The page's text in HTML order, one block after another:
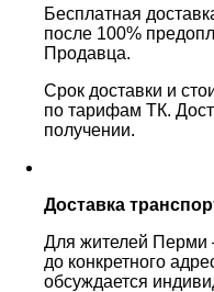
Бесплатная
после 100%
Продавца.
Срок доставки и
по тарифам ТК.
получении.
Доставка
Для жителей Перми
до конкретного
обсуждается